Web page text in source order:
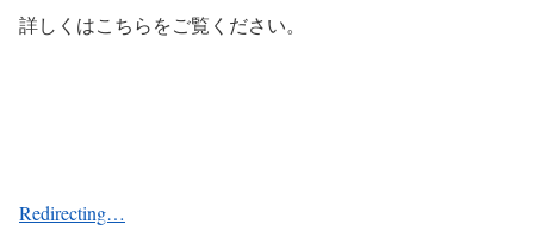
詳しくはこちらをご覧ください。
Redirecting…